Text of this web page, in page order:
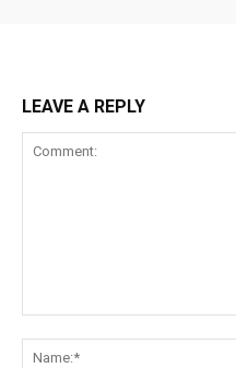
LEAVE A REPLY